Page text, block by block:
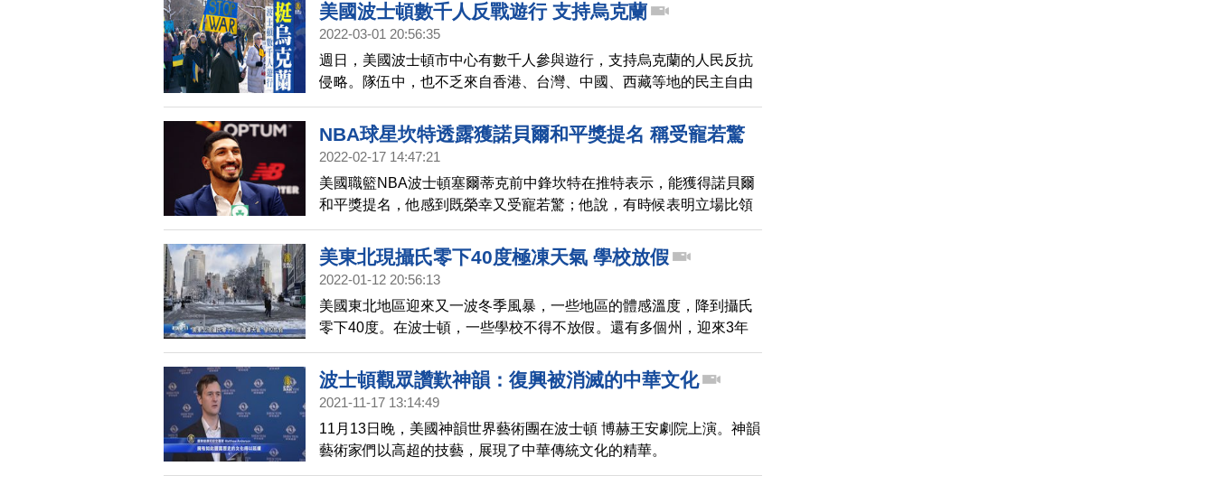
美國波士頓數千人反戰遊行 支持烏克蘭
2022-03-01 20:56:35
週日，美國波士頓市中心有數千人參與遊行，支持烏克蘭的人民反抗
侵略。隊伍中，也不乏來自香港、台灣、中國、西藏等地的民主自由
支持者。
NBA球星坎特透露獲諾貝爾和平獎提名 稱受寵若驚
2022-02-17 14:47:21
美國職籃NBA波士頓塞爾蒂克前中鋒坎特在推特表示，能獲得諾貝爾
和平獎提名，他感到既榮幸又受寵若驚；他說，有時候表明立場比領
到下一份薪資更重要。
美東北現攝氏零下40度極凍天氣 學校放假
2022-01-12 20:56:13
美國東北地區迎來又一波冬季風暴，一些地區的體感溫度，降到攝氏
零下40度。在波士頓，一些學校不得不放假。還有多個州，迎來3年
以來最冷空氣，超過1500萬人，受到影響。
波士頓觀眾讚歎神韻：復興被消滅的中華文化
2021-11-17 13:14:49
11月13日晚，美國神韻世界藝術團在波士頓 博赫王安劇院上演。神韻
藝術家們以高超的技藝，展現了中華傳統文化的精華。